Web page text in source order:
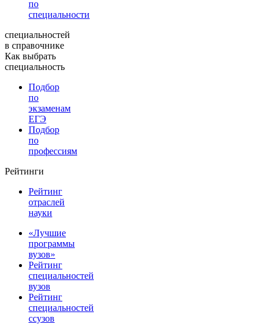
по
специальности
специальностей
в справочнике
Как выбрать
специальность
Подбор
по
экзаменам
ЕГЭ
Подбор
по
профессиям
Рейтинги
Рейтинг
отраслей
науки
«Лучшие
программы
вузов»
Рейтинг
специальностей
вузов
Рейтинг
специальностей
ссузов